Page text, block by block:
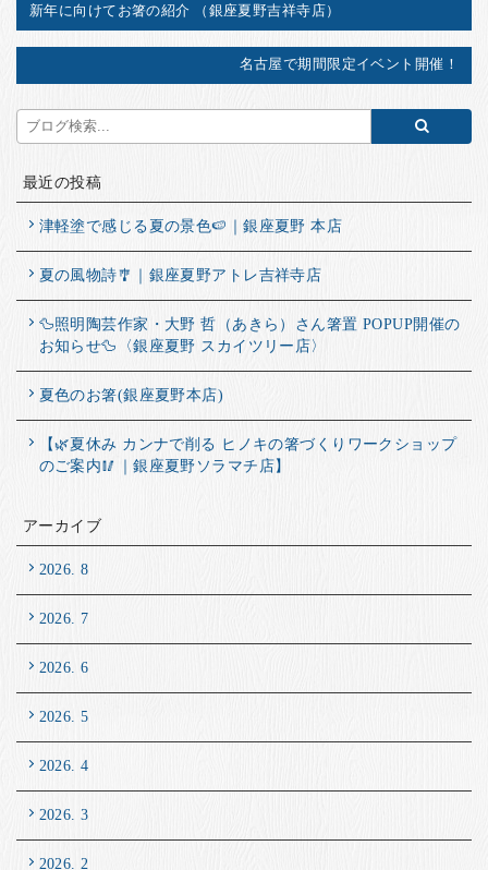
新年に向けてお箸の紹介 （銀座夏野吉祥寺店）
名古屋で期間限定イベント開催！
最近の投稿
津軽塗で感じる夏の景色🍉｜銀座夏野 本店
夏の風物詩🎐｜銀座夏野アトレ吉祥寺店
🦆照明陶芸作家・大野 哲（あきら）さん箸置 POPUP開催の
お知らせ🦆〈銀座夏野 スカイツリー店〉
夏色のお箸(銀座夏野本店)
【🌿夏休み カンナで削る ヒノキの箸づくりワークショップ
のご案内🥢｜銀座夏野ソラマチ店】
アーカイブ
2026. 8
2026. 7
2026. 6
2026. 5
2026. 4
2026. 3
2026. 2